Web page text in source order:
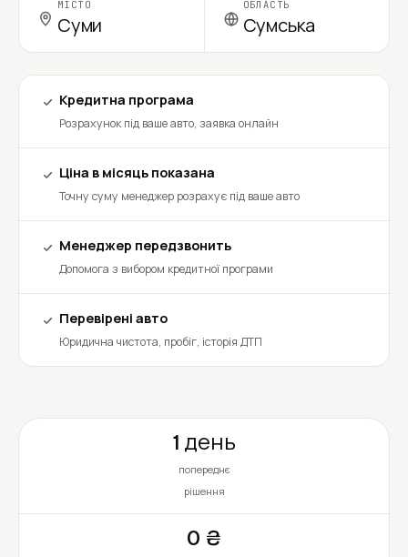
МІСТО
Суми
ОБЛАСТЬ
Сумська
Кредитна програма
Розрахунок під ваше авто, заявка онлайн
Ціна в місяць показана
Точну суму менеджер розрахує під ваше авто
Менеджер передзвонить
Допомога з вибором кредитної програми
Перевірені авто
Юридична чистота, пробіг, історія ДТП
1 день
попереднє
рішення
0 ₴